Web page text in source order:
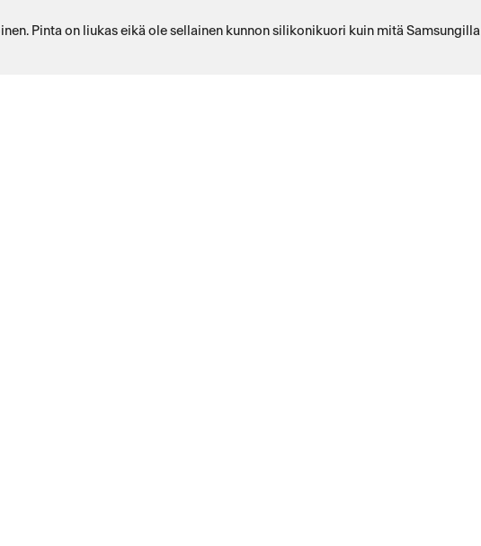
Pinta on liukas eikä ole sellainen kunnon silikonikuori kuin mitä